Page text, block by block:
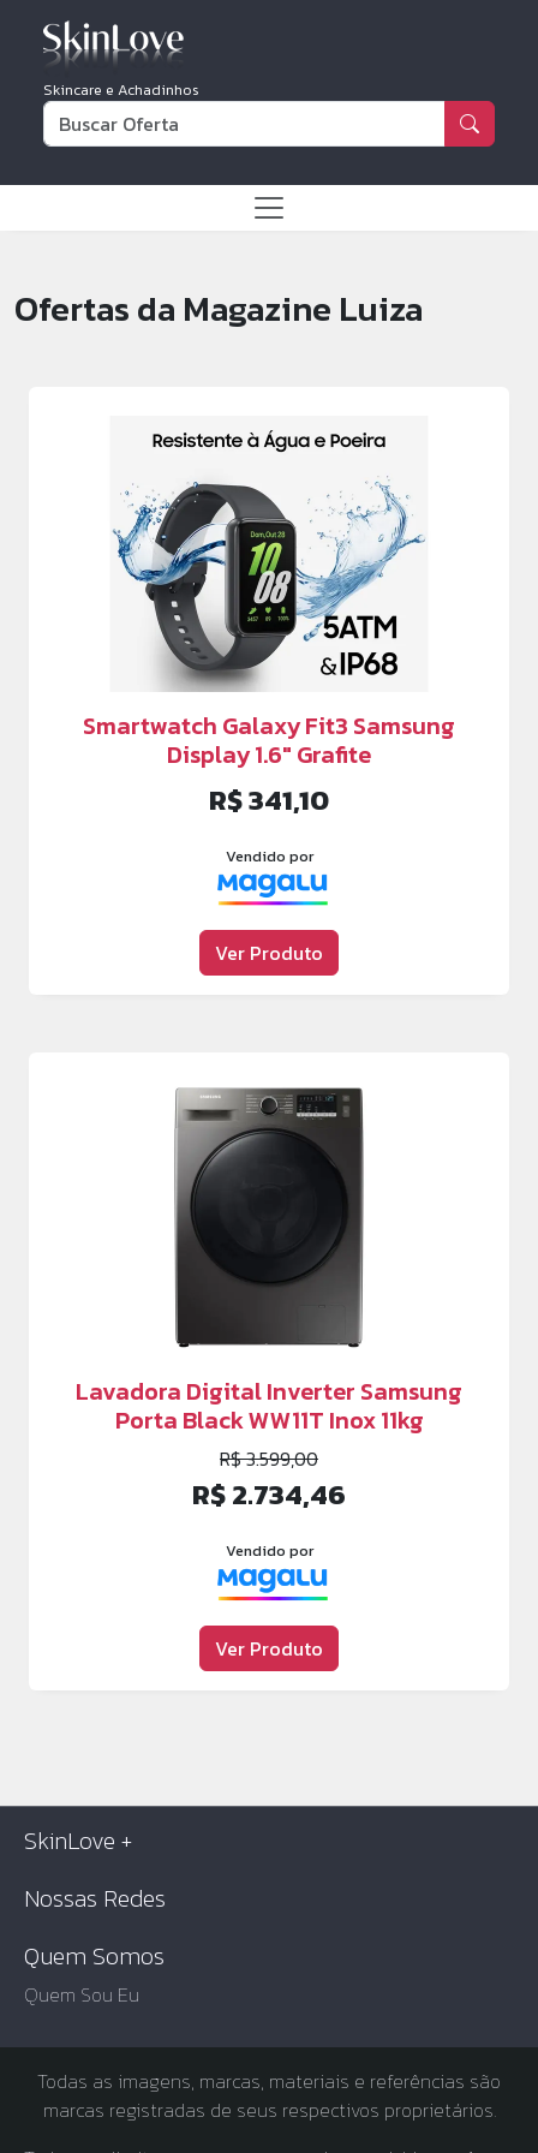
Skincare e Achadinhos
Ofertas da Magazine Luiza
Smartwatch Galaxy Fit3 Samsung
Display 1.6″ Grafite
R$ 341,10
Vendido por
Ver Produto
Lavadora Digital Inverter Samsung
Porta Black WW11T Inox 11kg
R$ 3.599,00
R$ 2.734,46
Vendido por
Ver Produto
SkinLove +
Nossas Redes
Quem Somos
Quem Sou Eu
Todas as imagens, marcas, materiais e referências são
marcas registradas de seus respectivos proprietários.